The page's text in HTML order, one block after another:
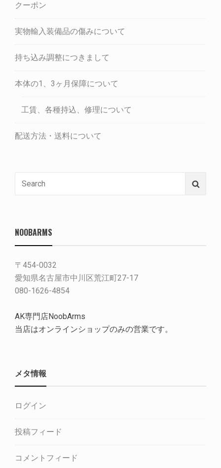
クーポン
実物輸入装備品の傷みについて
持ち込み調整につきまして
本体の1、3ヶ月保障について
工賃、各種持込、修理について
配送方法・送料について
NOOBARMS
〒454-0032
愛知県名古屋市中川区荒江町27-17
080-1626-4854
AK専門店NoobArms
当店はオンラインショップのみの営業です。
メタ情報
ログイン
投稿フィード
コメントフィード